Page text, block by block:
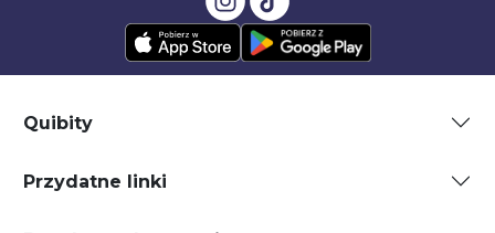
Quibity
Przydatne linki